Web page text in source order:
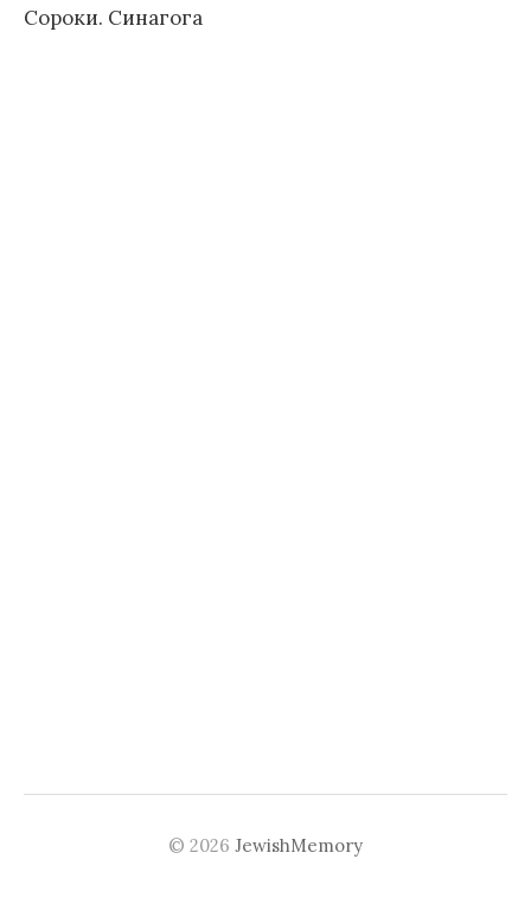
Сороки. Синагога
© 2026 JewishMemory